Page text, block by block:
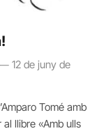
12 de juny de
Tomé amb
llibre «Amb ulls